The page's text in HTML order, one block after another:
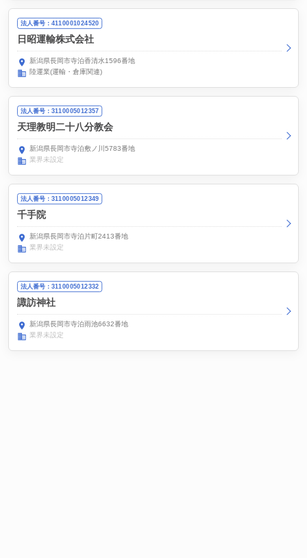
法人番号：4110001024520
日昭運輸株式会社
新潟県長岡市寺泊香清水1596番地
陸運業(運輸・倉庫関連)
法人番号：3110005012357
天理教明二十八分教会
新潟県長岡市寺泊敷ノ川5783番地
業界未設定
法人番号：3110005012349
千手院
新潟県長岡市寺泊片町2413番地
業界未設定
法人番号：3110005012332
諏訪神社
新潟県長岡市寺泊雨池6632番地
業界未設定